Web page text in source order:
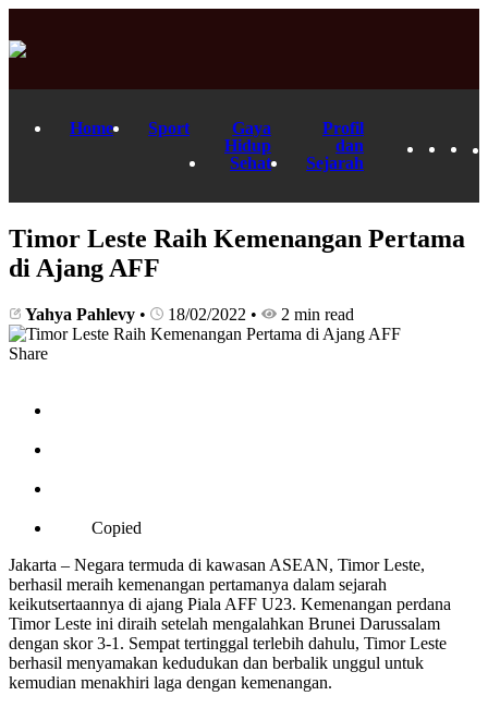
Home Sport
Gaya
Hidup
Sehat
Profil
dan
Sejarah
Timor Leste Raih Kemenangan Pertama
di Ajang AFF
Yahya Pahlevy • 18/02/2022 • 2 min read
Share
Copied
Jakarta – Negara termuda di kawasan ASEAN, Timor Leste,
berhasil meraih kemenangan pertamanya dalam sejarah
keikutsertaannya di ajang Piala AFF U23. Kemenangan perdana
Timor Leste ini diraih setelah mengalahkan Brunei Darussalam
dengan skor 3-1. Sempat tertinggal terlebih dahulu, Timor Leste
berhasil menyamakan kedudukan dan berbalik unggul untuk
kemudian menakhiri laga dengan kemenangan.